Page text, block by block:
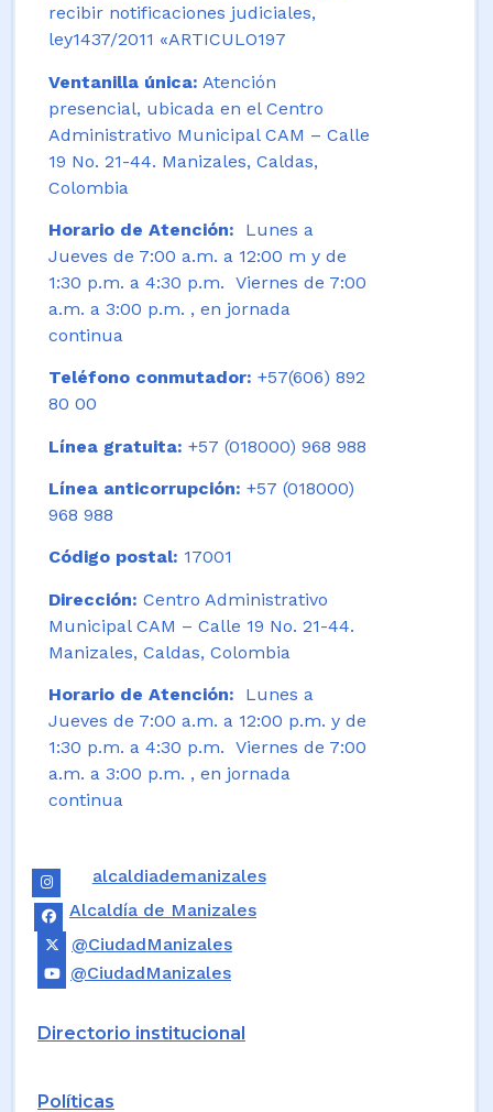
recibir notificaciones judiciales,
ley1437/2011 «ARTICULO197
Ventanilla única: Atención
presencial, ubicada en el Centro
Administrativo Municipal CAM – Calle
19 No. 21-44. Manizales, Caldas,
Colombia
Horario de Atención:
Lunes a
Jueves de 7:00 a.m. a 12:00 m y de
1:30 p.m. a 4:30 p.m. Viernes de 7:00
a.m. a 3:00 p.m. , en jornada
continua
Teléfono conmutador: +57(606) 892
80 00
Línea gratuita: +57 (018000) 968 988
Línea anticorrupción: +57 (018000)
968 988
Código postal: 17001
Dirección: Centro Administrativo
Municipal CAM – Calle 19 No. 21-44.
Manizales, Caldas, Colombia
Horario de Atención: Lunes a
Jueves de 7:00 a.m. a 12:00 p.m. y de
1:30 p.m. a 4:30 p.m. Viernes de 7:00
a.m. a 3:00 p.m. , en jornada
continua
alcaldiademanizales
Alcaldía de Manizales
@CiudadManizales
@CiudadManizales
Directorio institucional
Políticas